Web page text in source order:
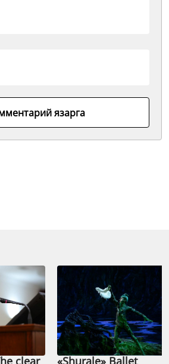
язарга
clear «Shurale» Ballet